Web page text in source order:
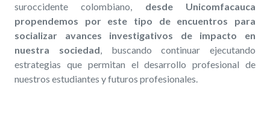
suroccidente colombiano, desde Unicomfacauca
propendemos por este tipo de encuentros para
socializar avances investigativos de impacto en
nuestra sociedad , buscando continuar ejecutando
estrategias que permitan el desarrollo profesional de
nuestros estudiantes y futuros profesionales.